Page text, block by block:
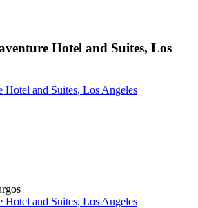
Hotel and Suites, Los
Hotel and Suites, Los Angeles
Hotel and Suites, Los Angeles